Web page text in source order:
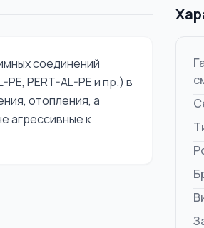
соединений
PERT-AL-PE и пр.) в
отопления, а
агрессивные к